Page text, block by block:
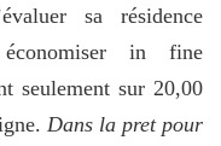
sa résidence
in fine
seulement sur 20,00
Dans la pret pour